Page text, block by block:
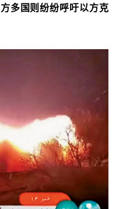
多国则纷纷呼吁以方克